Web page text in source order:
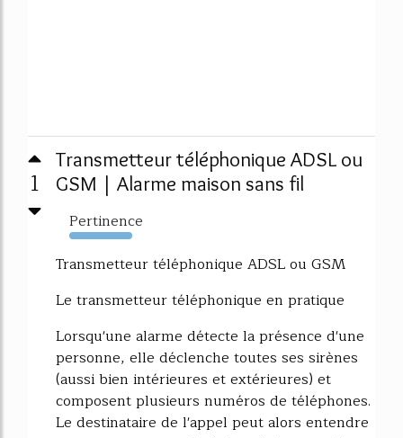
1
Transmetteur téléphonique ADSL ou
GSM | Alarme maison sans fil
Pertinence
2557%
Transmetteur téléphonique ADSL ou GSM
Le transmetteur téléphonique en pratique
Lorsqu'une alarme détecte la présence d'une
personne, elle déclenche toutes ses sirènes
(aussi bien intérieures et extérieures) et
composent plusieurs numéros de téléphones.
Le destinataire de l'appel peut alors entendre